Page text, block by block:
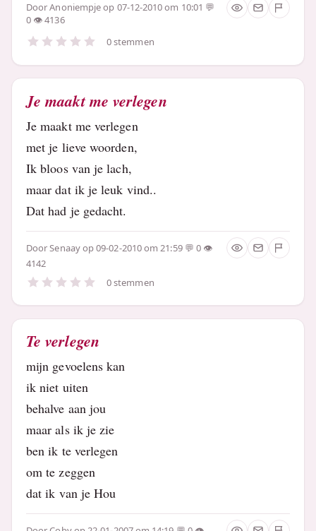
DoorAnoniempjeop 07-12-2010 om 10:01
0
4136
0 stemmen
Je maakt me verlegen
Je maakt me verlegen
met je lieve woorden,
Ik bloos van je lach,
maar dat ik je leuk vind..
Dat had je gedacht.
Door Senaayop 09-02-2010 om 21:59
0
4142
0 stemmen
Te verlegen
mijn gevoelens kan
ik niet uiten
behalve aan jou
maar als ik je zie
ben ik te verlegen
om te zeggen
dat ik van je Hou